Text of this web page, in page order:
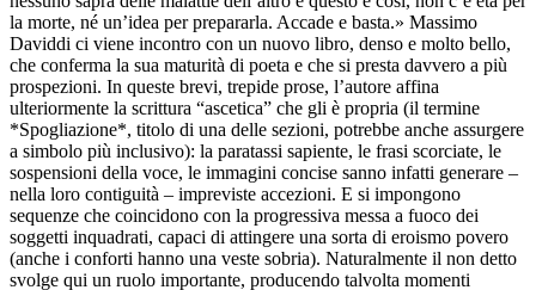
la morte, né un’idea per prepararla. Accade e basta.» Massimo
Daviddi ci viene incontro con un nuovo libro, denso e molto bello,
che conferma la sua maturità di poeta e che si presta davvero a più
prospezioni. In queste brevi, trepide prose, l’autore affina
ulteriormente la scrittura “ascetica” che gli è propria (il termine
*Spogliazione*, titolo di una delle sezioni, potrebbe anche assurgere
a simbolo più inclusivo): la paratassi sapiente, le frasi scorciate, le
sospensioni della voce, le immagini concise sanno infatti generare –
nella loro contiguità – impreviste accezioni. E si impongono
sequenze che coincidono con la progressiva messa a fuoco dei
soggetti inquadrati, capaci di attingere una sorta di eroismo povero
(anche i conforti hanno una veste sobria). Naturalmente il non detto
svolge qui un ruolo importante, producendo talvolta momenti